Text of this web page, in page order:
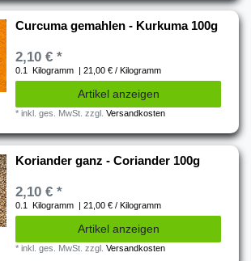
Curcuma gemahlen - Kurkuma 100g
2,10 € *
0.1 Kilogramm | 21,00 € / Kilogramm
Artikel anzeigen
*inkl. ges. MwSt. zzgl.Versandkosten
Koriander ganz - Coriander 100g
2,10 € *
0.1 Kilogramm | 21,00 € / Kilogramm
Artikel anzeigen
*inkl. ges. MwSt. zzgl.Versandkosten